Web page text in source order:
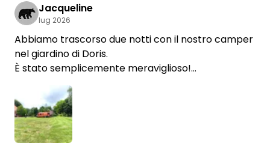
Jacqueline
lug 2026
Abbiamo trascorso due notti con il nostro camper
nel giardino di Doris.
È stato semplicemente meraviglioso!
Doris è una padrona di casa davvero molto
gentile!
Tutto era perfetto!
I servizi igienici, la doccia,
un piccolo angolo lavapiatti davvero accogliente...